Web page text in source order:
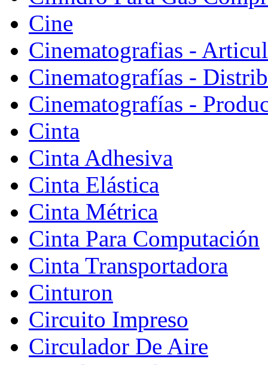
Cine
Cinematografias -
Cinematografías -
Cinematografías -
Cinta
Cinta Adhesiva
Cinta Elástica
Cinta Métrica
Cinta Para Computación
Cinta Transportadora
Cinturon
Circuito Impreso
Circulador De Aire